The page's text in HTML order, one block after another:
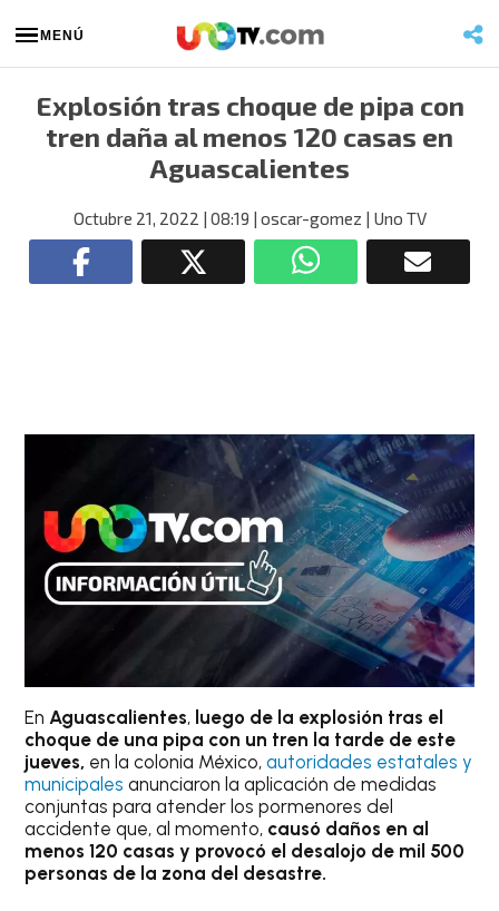
MENÚ
Explosión tras choque de pipa con
tren daña al menos 120 casas en
Aguascalientes
Octubre 21, 2022 | 08:19 | oscar-gomez | Uno TV
En Aguascalientes, luego de la explosión tras el
choque de una pipa con un tren la tarde de este
jueves, en la colonia México,autoridades estatales y
municipales anunciaron la aplicación de medidas
conjuntas para atender los pormenores del
accidente que, al momento, causó daños en al
menos 120 casas y provocó el desalojo de mil 500
personas de la zona del desastre.